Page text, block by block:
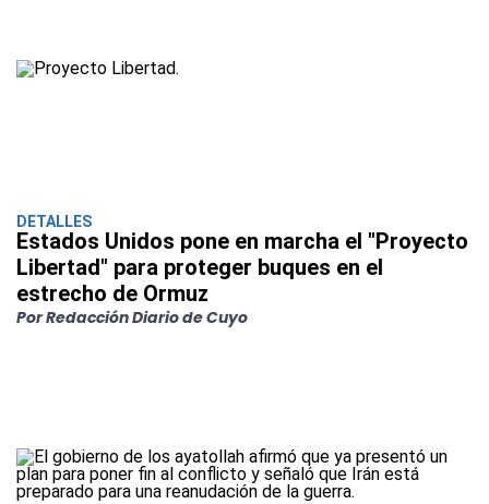
DETALLES
Estados Unidos pone en marcha el "Proyecto
Libertad" para proteger buques en el
estrecho de Ormuz
Por Redacción Diario de Cuyo